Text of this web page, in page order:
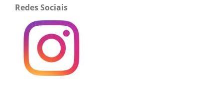
Redes Sociais